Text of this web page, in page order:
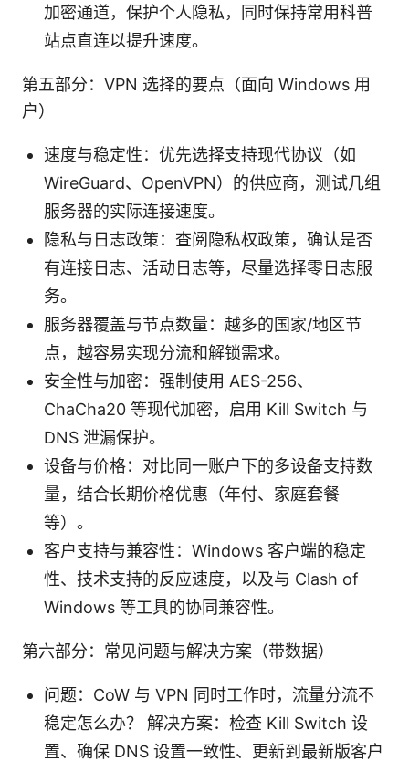
加密通道，保护个人隐私，同时保持常用科普
站点直连以提升速度。
第五部分：VPN 选择的要点（面向 Windows 用
户）
速度与稳定性：优先选择支持现代协议（如
WireGuard、OpenVPN）的供应商，测试几组
服务器的实际连接速度。
隐私与日志政策：查阅隐私权政策，确认是否
有连接日志、活动日志等，尽量选择零日志服
务。
服务器覆盖与节点数量：越多的国家/地区节
点，越容易实现分流和解锁需求。
安全性与加密：强制使用 AES-256、
ChaCha20 等现代加密，启用 Kill Switch 与
DNS 泄漏保护。
设备与价格：对比同一账户下的多设备支持数
量，结合长期价格优惠（年付、家庭套餐
等）。
客户支持与兼容性：Windows 客户端的稳定
性、技术支持的反应速度，以及与 Clash of
Windows 等工具的协同兼容性。
第六部分：常见问题与解决方案（带数据）
问题：CoW 与 VPN 同时工作时，流量分流不
稳定怎么办？ 解决方案：检查 Kill Switch 设
置、确保 DNS 设置一致性、更新到最新版客户